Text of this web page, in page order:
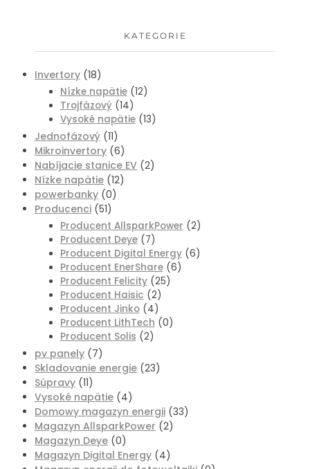
KATEGORIE
Invertory (18)
Nízke napätie (12)
Trojfázový (14)
Vysoké napätie (13)
Jednofázový (11)
Mikroinvertory (6)
Nabíjacie stanice EV (2)
Nízke napätie (12)
powerbanky (0)
Producenci (51)
Producent AllsparkPower (2)
Producent Deye (7)
Producent Digital Energy (6)
Producent EnerShare (6)
Producent Felicity (25)
Producent Haisic (2)
Producent Jinko (4)
Producent LithTech (0)
Producent Solis (2)
pv panely (7)
Skladovanie energie (23)
Súpravy (11)
Vysoké napätie (4)
Domowy magazyn energii (33)
Magazyn AllsparkPower (2)
Magazyn Deye (0)
Magazyn Digital Energy (4)